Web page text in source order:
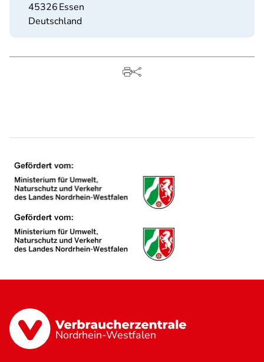
45326Essen
Deutschland
Nordrhein-Westfalen